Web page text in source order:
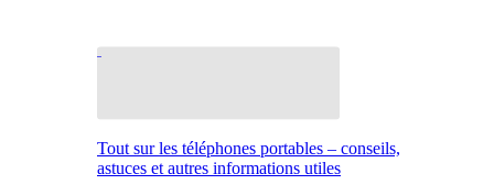
Tout sur les téléphones portables – conseils,
astuces et autres informations utiles